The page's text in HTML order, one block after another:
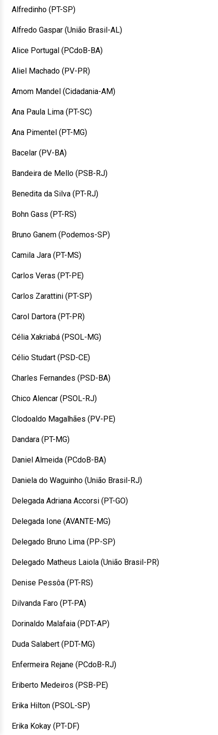
Alfredinho (PT-SP)
Alfredo Gaspar (União Brasil-AL)
Alice Portugal (PCdoB-BA)
Aliel Machado (PV-PR)
Amom Mandel (Cidadania-AM)
Ana Paula Lima (PT-SC)
Ana Pimentel (PT-MG)
Bacelar (PV-BA)
Bandeira de Mello (PSB-RJ)
Benedita da Silva (PT-RJ)
Bohn Gass (PT-RS)
Bruno Ganem (Podemos-SP)
Camila Jara (PT-MS)
Carlos Veras (PT-PE)
Carlos Zarattini (PT-SP)
Carol Dartora (PT-PR)
Célia Xakriabá (PSOL-MG)
Célio Studart (PSD-CE)
Charles Fernandes (PSD-BA)
Chico Alencar (PSOL-RJ)
Clodoaldo Magalhães (PV-PE)
Dandara (PT-MG)
Daniel Almeida (PCdoB-BA)
Daniela do Waguinho (União Brasil-RJ)
Delegada Adriana Accorsi (PT-GO)
Delegada Ione (AVANTE-MG)
Delegado Bruno Lima (PP-SP)
Delegado Matheus Laiola (União Brasil-PR)
Denise Pessôa (PT-RS)
Dilvanda Faro (PT-PA)
Dorinaldo Malafaia (PDT-AP)
Duda Salabert (PDT-MG)
Enfermeira Rejane (PCdoB-RJ)
Eriberto Medeiros (PSB-PE)
Erika Hilton (PSOL-SP)
Erika Kokay (PT-DF)